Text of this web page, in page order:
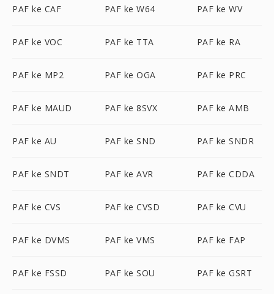
PAF ke CAF PAF ke W64 PAF ke WV
PAF ke VOC PAF ke TTA PAF ke RA
PAF ke MP2 PAF ke OGA PAF ke PRC
PAF ke MAUD PAF ke 8SVX PAF ke AMB
PAF ke AU PAF ke SND PAF ke SNDR
PAF ke SNDT PAF ke AVR PAF ke CDDA
PAF ke CVS PAF ke CVSD PAF ke CVU
PAF ke DVMS PAF ke VMS PAF ke FAP
PAF ke FSSD PAF ke SOU PAF ke GSRT